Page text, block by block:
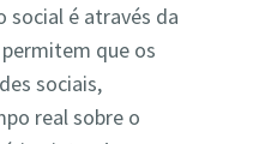
é através da
que os
sociais,
real sobre o